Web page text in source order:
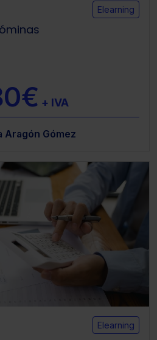
Elearning
+ IVA
Aragón Gómez
Elearning